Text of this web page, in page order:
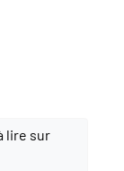
lire sur